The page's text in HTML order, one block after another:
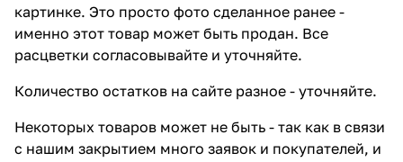
картинке. Это просто фото сделанное ранее -
именно этот товар может быть продан. Все
расцветки согласовывайте и уточняйте.
Количество остатков на сайте разное - уточняйте.
Некоторых товаров может не быть - так как в связи
с нашим закрытием много заявок и покупателей, и